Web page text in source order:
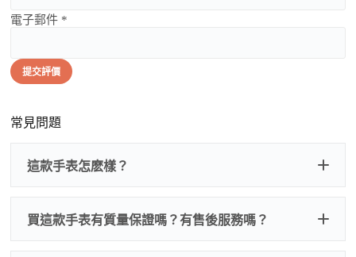
電子郵件 *
提交評價
常見問題
這款手表怎麽樣？
買這款手表有質量保證嗎？有售後服務嗎？